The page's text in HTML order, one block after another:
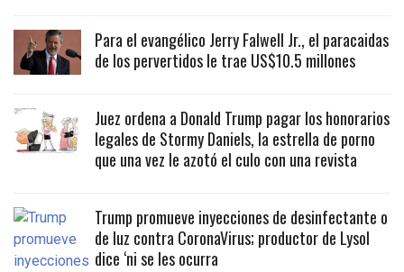
Para el evangélico Jerry Falwell Jr., el paracaidas
de los pervertidos le trae US$10.5 millones
Juez ordena a Donald Trump pagar los honorarios
legales de Stormy Daniels, la estrella de porno
que una vez le azotó el culo con una revista
Trump promueve inyecciones de desinfectante o
de luz contra CoronaVirus; productor de Lysol
dice ‘ni se les ocurra